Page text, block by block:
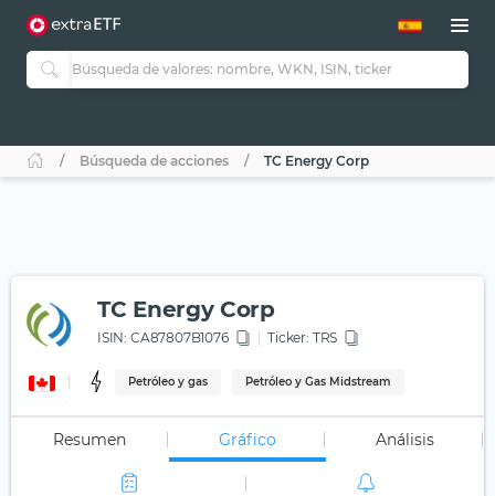
Búsqueda de acciones TC Energy Corp
TC Energy Corp
ISIN: CA87807B1076 Ticker: TRS
Petróleo y gas Petróleo y Gas Midstream
Resumen Gráfico Análisis